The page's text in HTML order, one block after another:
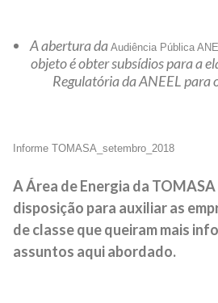
A abertura da Audiência Pública
objeto é obter subsídios para a
Regulatória da ANEEL
Informe TOMASA_setembro_2018
A Área de Energia da
disposição para auxiliar as
de classe que queiram mais
assuntos aqui abordado.